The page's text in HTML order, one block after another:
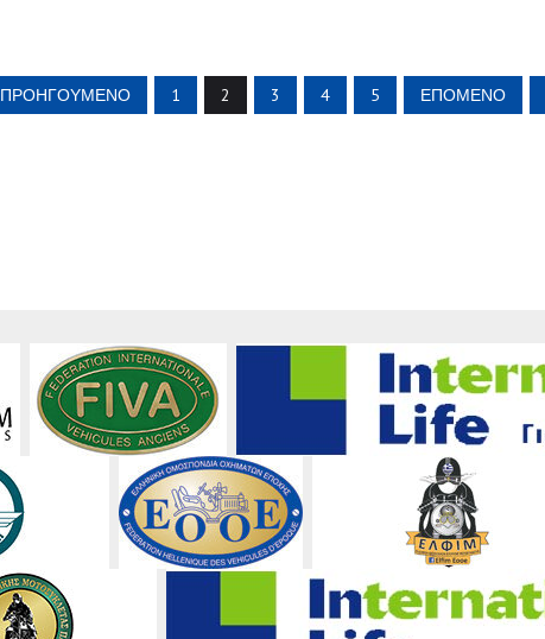
ΠΡΟΗΓΟΎΜΕΝΟ 1 2 3 4 5 ΕΠΌΜΕΝΟ